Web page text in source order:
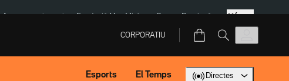
Aparcament agost Fundació Mas Miró eBay Perpinyà Més
CORPORATIU
Esports El Temps Directes